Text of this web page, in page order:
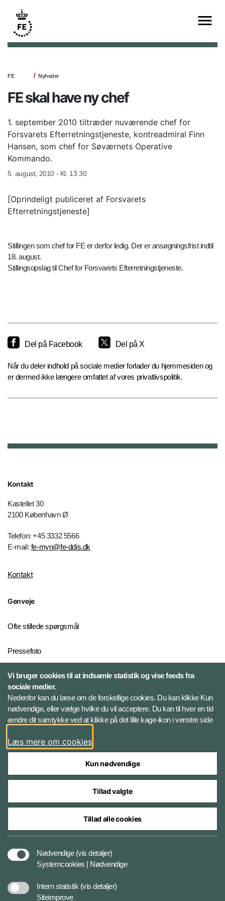
FE Nyheder
FE skal have ny chef
1. september 2010 tiltræder nuværende chef for
Forsvarets Efterretningstjeneste, kontreadmiral Finn
Hansen, som chef for Søværnets Operative
Kommando.
5. august, 2010 - Kl. 13.30
[Oprindeligt publiceret af Forsvarets
Efterretningstjeneste]
Stillingen som chef for FE er derfor ledig. Der er ansøgningsfrist indtil
18. august.
Stillingsopslag til Chef for Forsvarets Efterretningstjeneste.
Del på Facebook Del på X
Når du deler indhold på sociale medier forlader du hjemmesiden og
er dermed ikke længere omfattet af vores privatlivspolitik.
Kontakt
Kastellet 30
2100 København Ø
Telefon: +45 3332 5566
E-mail: fe-myn@fe-ddis.dk
Kontakt
Genveje
Ofte stillede spørgsmål
Pressefoto
Risiko- og trusselsvurderinger
Ekstern whistleblowerordning
for FE
Linkedin
Vi bruger cookies til at indsamle statistik og vise feeds fra
sociale medier.
Nedenfor kan du læse om de forskellige cookies. Du kan klikke Kun
nødvendige, eller vælge hvilke du vil acceptere. Du kan til hver en tid
ændre dit samtykke ved at klikke på det lille kage-ikon i venstre side
Læs mere om cookies
Kun nødvendige
Tillad valgte
Tillad alle cookies
Nødvendige (vis detaljer)
Systemcookies | Nødvendige
Intern statistik (vis detaljer)
Siteimprove